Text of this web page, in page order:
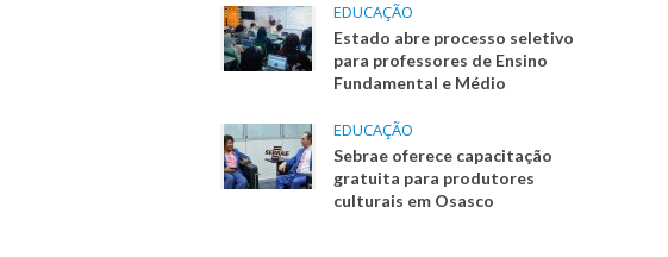
EDUCAÇÃO
Estado abre processo seletivo
para professores de Ensino
Fundamental e Médio
EDUCAÇÃO
Sebrae oferece capacitação
gratuita para produtores
culturais em Osasco